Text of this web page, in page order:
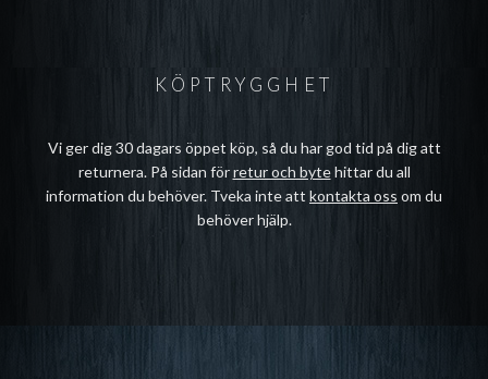
KÖPTRYGGHET
Vi ger dig 30 dagars öppet köp, så du har god tid på dig att
returnera. På sidan förretur och bytehittar du all
information du behöver. Tveka inte att kontakta oss om du
behöver hjälp.